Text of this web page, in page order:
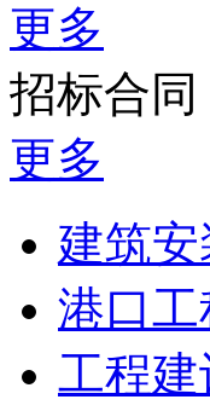
更多
招标合同
更多
建筑
港口
工程